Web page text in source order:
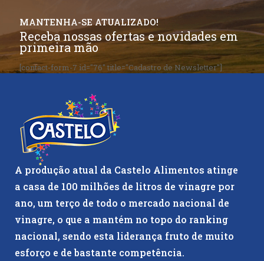
MANTENHA-SE ATUALIZADO!
Receba nossas ofertas e novidades em
primeira mão
[contact-form-7 id="76" title="Cadastro de Newsletter"]
A produção atual da Castelo Alimentos atinge
a casa de 100 milhões de litros de vinagre por
ano, um terço de todo o mercado nacional de
vinagre, o que a mantém no topo do ranking
nacional, sendo esta liderança fruto de muito
esforço e de bastante competência.